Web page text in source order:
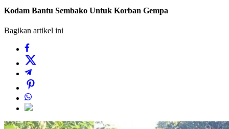
Kodam Bantu Sembako Untuk Korban Gempa
Bagikan artikel ini